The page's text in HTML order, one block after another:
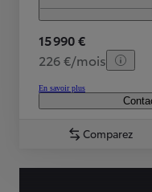
15 990 €
226 €/mois
En savoir plus
Comparez